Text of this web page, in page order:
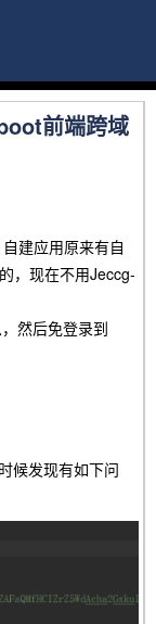
前端跨域
建应用原来有自
，现在不用Jeccg-
然后免登录到
候发现有如下问